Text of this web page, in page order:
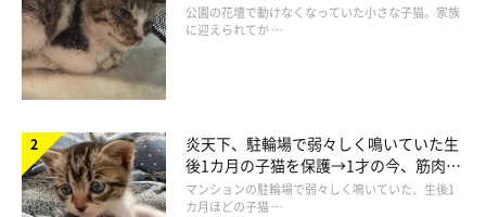
と“姉妹”のような関係に
公園の花壇で動けなくなっていた小さな子猫。家族
に迎えられてか …
炎天下、駐輪場で弱々しく鳴いていた生
後1カ月の子猫を保護→1才の今、筋肉質
でツンデレなコに成長
マンションの駐輪場で弱々しく鳴いていた、生後1
カ月ほどの子猫 …